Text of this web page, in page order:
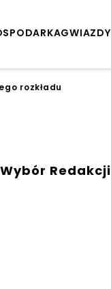
GWIAZDY
rozkładu
Wybór Redakcji